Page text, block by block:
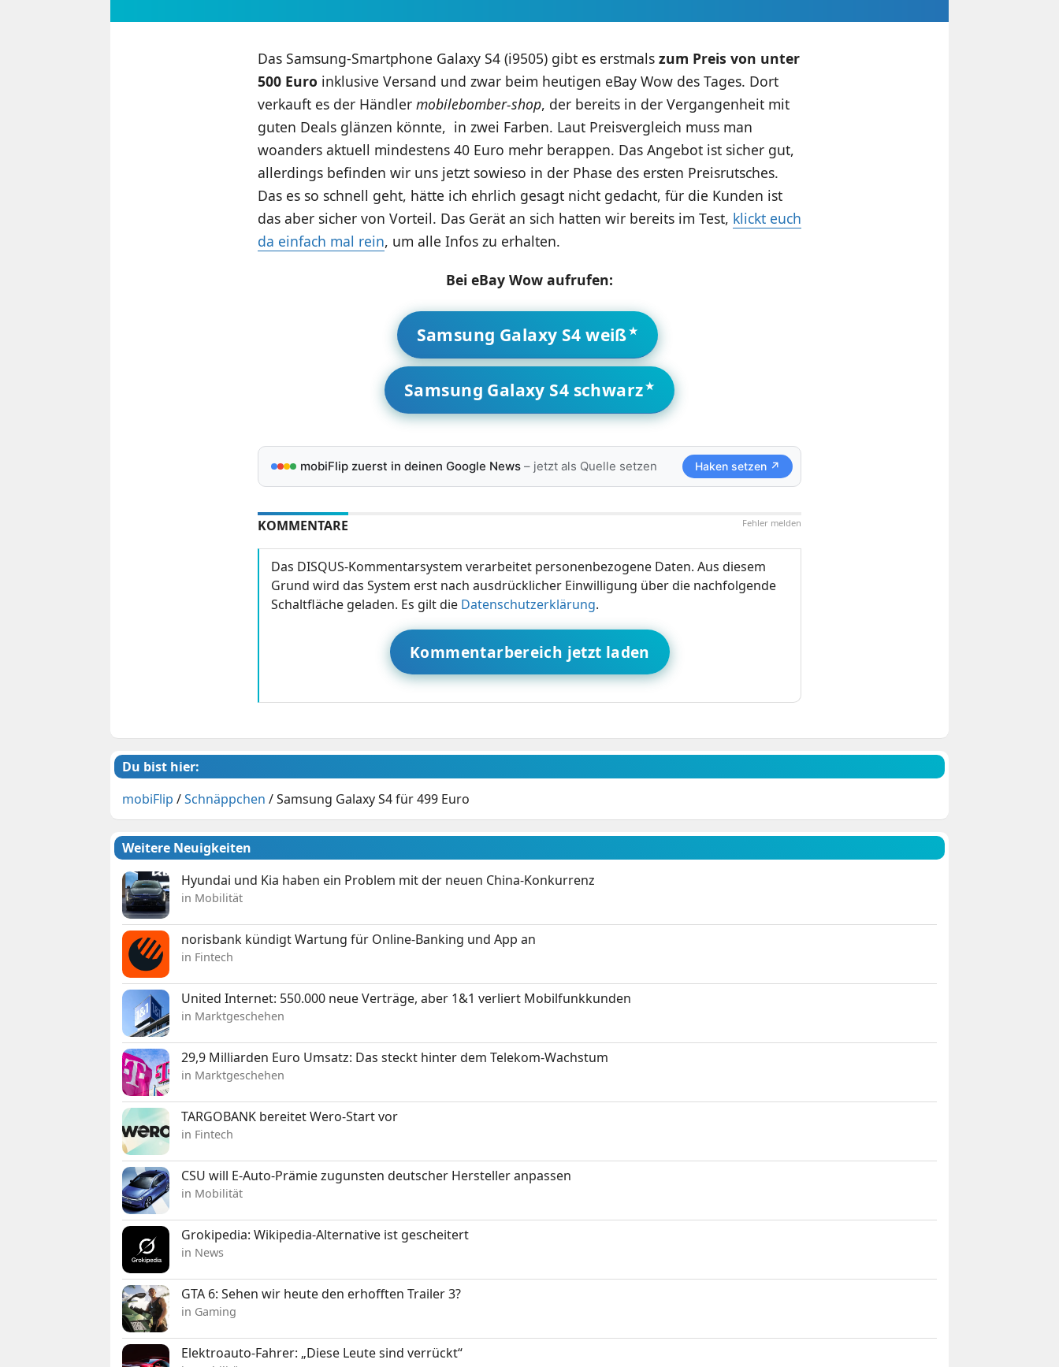
Das Samsung-Smartphone Galaxy S4 (i9505) gibt es erstmals zum Preis von unter
500 Euro inklusive Versand und zwar beim heutigen eBay Wow des Tages. Dort
verkauft es der Händler mobilebomber-shop, der bereits in der Vergangenheit mit
guten Deals glänzen könnte, in zwei Farben. Laut Preisvergleich muss man
woanders aktuell mindestens 40 Euro mehr berappen. Das Angebot ist sicher gut,
allerdings befinden wir uns jetzt sowieso in der Phase des ersten Preisrutsches.
Das es so schnell geht, hätte ich ehrlich gesagt nicht gedacht, für die Kunden ist
das aber sicher von Vorteil. Das Gerät an sich hatten wir bereits im Test, klickt euch
da einfach mal rein, um alle Infos zu erhalten.
Bei eBay Wow aufrufen:
Samsung Galaxy S4 weiß
Samsung Galaxy S4 schwarz
mobiFlip zuerst in deinen Google News– jetzt als Quelle setzen Haken setzen ↗
Fehler melden
KOMMENTARE
Das DISQUS-Kommentarsystem verarbeitet personenbezogene Daten. Aus diesem
Grund wird das System erst nach ausdrücklicher Einwilligung über die nachfolgende
Schaltfläche geladen. Es gilt die Datenschutzerklärung.
Kommentarbereich jetzt laden
Du bist hier:
mobiFlip /Schnäppchen /Samsung Galaxy S4 für 499 Euro
Weitere Neuigkeiten
Hyundai und Kia haben ein Problem mit der neuen China-Konkurrenz
in Mobilität
norisbank kündigt Wartung für Online-Banking und App an
in Fintech
United Internet: 550.000 neue Verträge, aber 1&1 verliert Mobilfunkkunden
in Marktgeschehen
29,9 Milliarden Euro Umsatz: Das steckt hinter dem Telekom-Wachstum
in Marktgeschehen
TARGOBANK bereitet Wero-Start vor
in Fintech
CSU will E-Auto-Prämie zugunsten deutscher Hersteller anpassen
in Mobilität
Grokipedia: Wikipedia-Alternative ist gescheitert
in News
GTA 6: Sehen wir heute den erhofften Trailer 3?
in Gaming
Elektroauto-Fahrer: „Diese Leute sind verrückt“